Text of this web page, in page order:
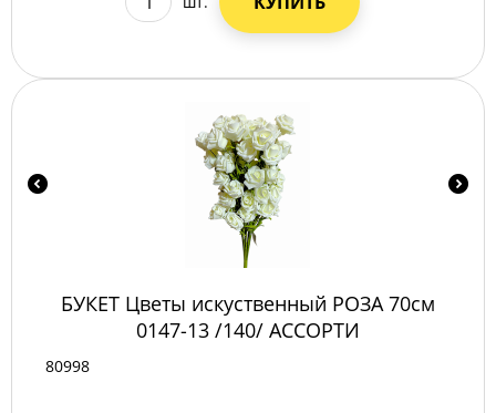
БУКЕТ Цветы искуственный РОЗА 70см
0147-13 /140/ АССОРТИ
80998